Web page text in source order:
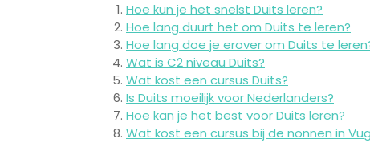
Hoe kun je het snelst Duits leren?
Hoe lang duurt het om Duits te leren?
Hoe lang doe je erover om Duits te
Wat is C2 niveau Duits?
Wat kost een cursus Duits?
Is Duits moeilijk voor Nederlanders?
Hoe kan je het best voor Duits leren?
Wat kost een cursus bij de nonnen in